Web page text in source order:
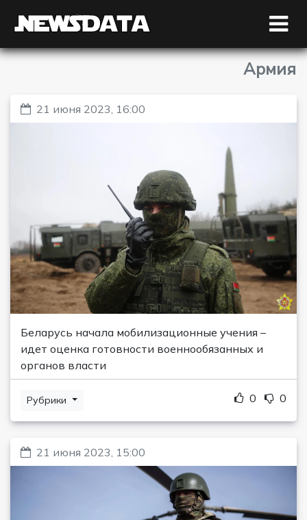
Армия
21 июня 2023, 16:00
Беларусь начала мобилизационные учения –
идет оценка готовности военнообязанных и
органов власти
Рубрики 0 0
21 июня 2023, 15:00